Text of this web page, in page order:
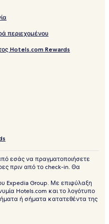
περιεχομένου
Hotels.com Rewards
εσάς να πραγματοποιήσετε
πριν από το check-in. Θα
Expedia Group. Με επιφύλαξη
Hotels.com και το λογότυπο
ή σήματα κατατεθέντα της